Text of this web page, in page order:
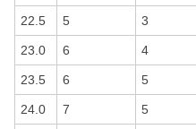
22.5 5 3
23.0 6 4
23.5 6 5
24.0 7 5